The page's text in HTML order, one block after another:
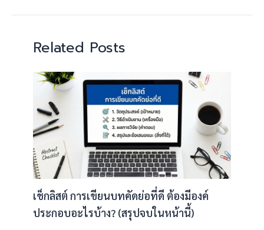
Related Posts
เช็กลิสต์ การเขียนบทคัดย่อที่ดี ต้องมีองค์
ประกอบอะไรบ้าง? (สรุปจบในหน้านี้)